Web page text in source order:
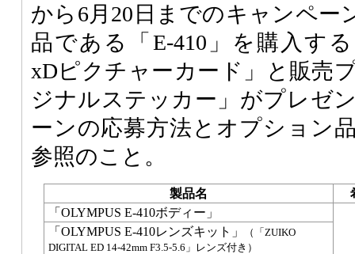
から6月20日までのキャンペー
品である「E-410」を購入す
xDピクチャーカード」と販売
ジナルステッカー」がプレゼ
ーンの応募方法とオプション
参照のこと。
製品名
「OLYMPUS E-410ボディー」
「OLYMPUS E-410レンズキット」
（「ZUIKO
DIGITAL ED 14-42mm F3.5-5.6」レンズ付き）